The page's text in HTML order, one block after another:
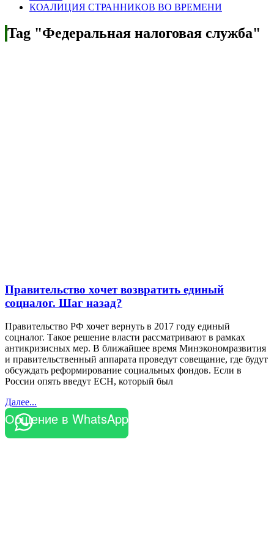
КОАЛИЦИЯ СТРАННИКОВ ВО ВРЕМЕНИ
Tag "Федеральная налоговая служба"
Правительство хочет возвратить единый
соцналог. Шаг назад?
Правительство РФ хочет вернуть в 2017 году единый
соцналог. Такое решение власти рассматривают в рамках
антикризисных мер. В ближайшее время Минэкономразвития
и правительственный аппарата проведут совещание, где будут
обсуждать реформирование социальных фондов. Если в
России опять введут ЕСН, который был
Далее...
Общение в WhatsApp